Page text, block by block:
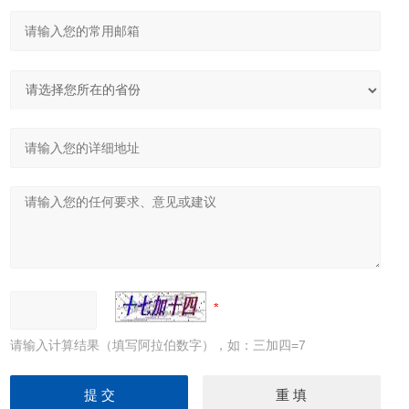
请输入计算结果（填写阿拉伯数字），如：三加四=7